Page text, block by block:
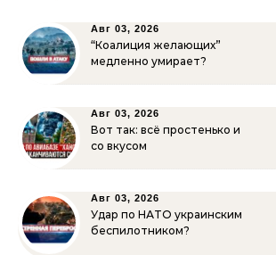
Авг 03, 2026
“Коалиция желающих”
медленно умирает?
Авг 03, 2026
Вот так: всё простенько и
со вкусом
Авг 03, 2026
Удар по НАТО украинским
беспилотником?